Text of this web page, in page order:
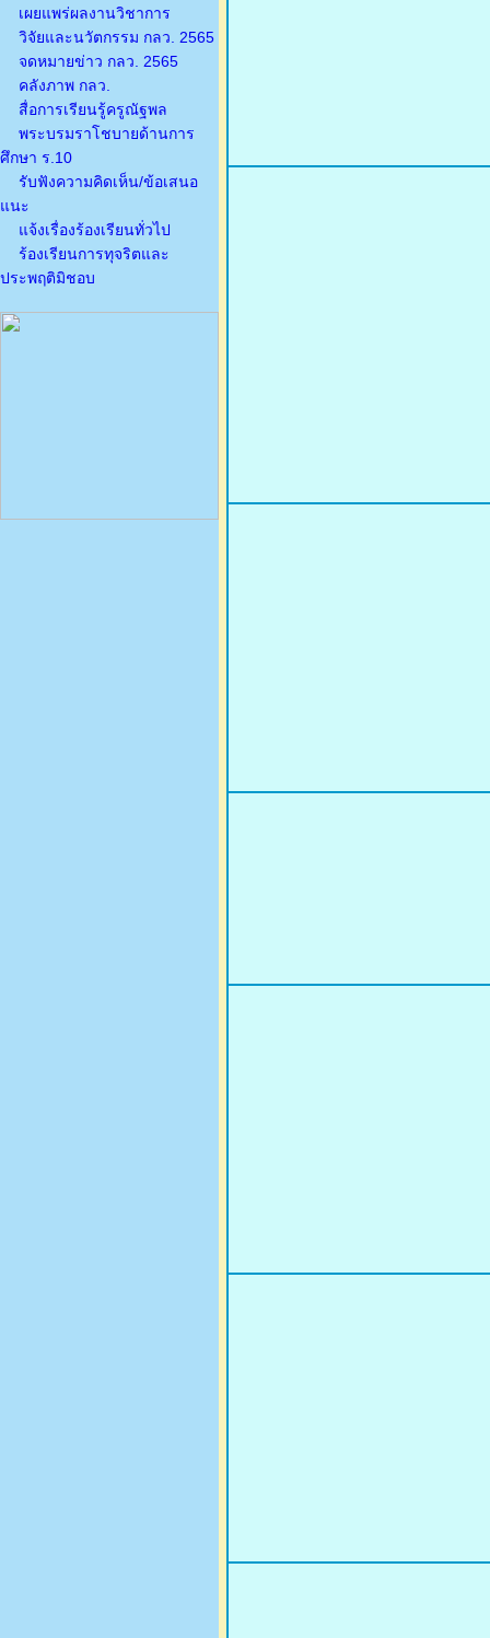
เผยแพร่ผลงานวิชาการ
วิจัยและนวัตกรรม กลว. 2565
จดหมายข่าว กลว. 2565
คลังภาพ กลว.
สื่อการเรียนรู้ครูณัฐพล
พระบรมราโชบายด้านการ
ศึกษา ร.10
รับฟังความคิดเห็น/ข้อเสนอ
แนะ
แจ้งเรื่องร้องเรียนทั่วไป
ร้องเรียนการทุจริตและ
ประพฤติมิชอบ